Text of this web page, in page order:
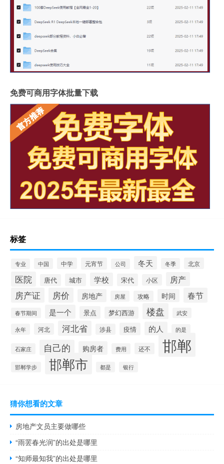
免费可商用字体批量下载
标签
专业 中国 中学 元宵节 公司 冬天 冬季 北京
医院 唐代 城市 学校 宋代 小区 房产
房产证 房价 房地产 房屋 攻略 时间 春节
春节期间 是一个 景点 梦幻西游 楼盘 武安
永年 河北 河北省 涉县 疫情 的人 的是
石家庄 自己的 购房者 费用 还不 邯郸
邯郸学步 邯郸市 都是 银行
猜你想看的文章
房地产文员主要做哪些
“雨罢春光润”的出处是哪里
“知师最知我”的出处是哪里